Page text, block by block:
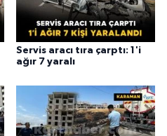
Servis aracı tıra çarptı: 1'i
ağır 7 yaralı